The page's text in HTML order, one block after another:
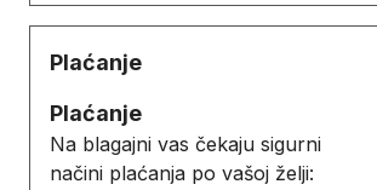
Plaćanje
Plaćanje
Na blagajni vas čekaju sigurni
načini plaćanja po vašoj želji: